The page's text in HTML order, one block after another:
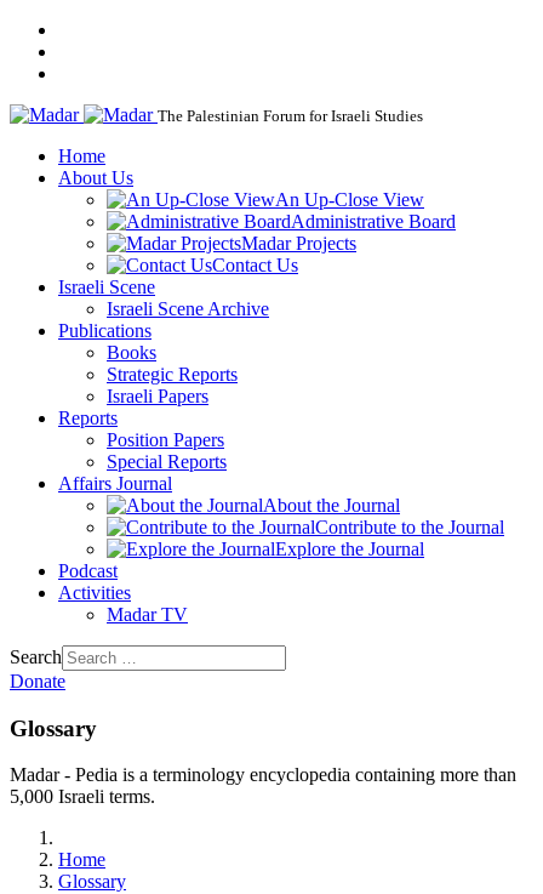
The Palestinian Forum for Israeli Studies
Home
About Us
An Up-Close View
Administrative Board
Madar Projects
Contact Us
Israeli Scene
Israeli Scene Archive
Publications
Books
Strategic Reports
Israeli Papers
Reports
Position Papers
Special Reports
Affairs Journal
About the Journal
Contribute to the Journal
Explore the Journal
Podcast
Activities
Madar TV
Search
Donate
Glossary
Madar - Pedia is a terminology encyclopedia containing more than
5,000 Israeli terms.
Home
Glossary